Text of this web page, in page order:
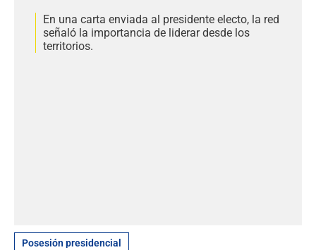
En una carta enviada al presidente electo, la red
señaló la importancia de liderar desde los
territorios.
Posesión presidencial